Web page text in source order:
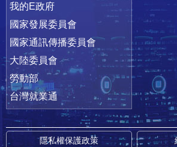
我的E政府
國家發展委員會
國家通訊傳播委員會
大陸委員會
勞動部
台灣就業通
隱私權保護政策